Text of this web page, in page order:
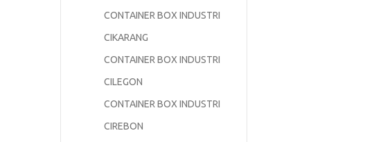
CONTAINER BOX INDUSTRI
CIKARANG
CONTAINER BOX INDUSTRI
CILEGON
CONTAINER BOX INDUSTRI
CIREBON